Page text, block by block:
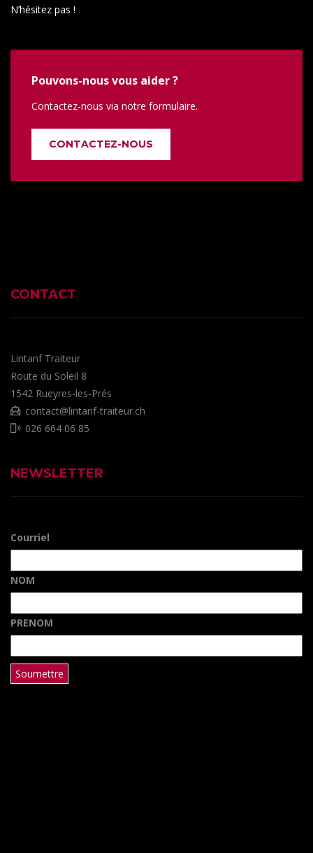
N’hésitez pas !
Pouvons-nous vous aider ?
Contactez-nous via notre formulaire.
CONTACTEZ-NOUS
CONTACT
Lintanf Traiteur
Route du Soleil 8
1542 Rueyres-les-Prés
contact@lintanf-traiteur.ch
026 664 06 85
NEWSLETTER
Courriel
NOM
PRENOM